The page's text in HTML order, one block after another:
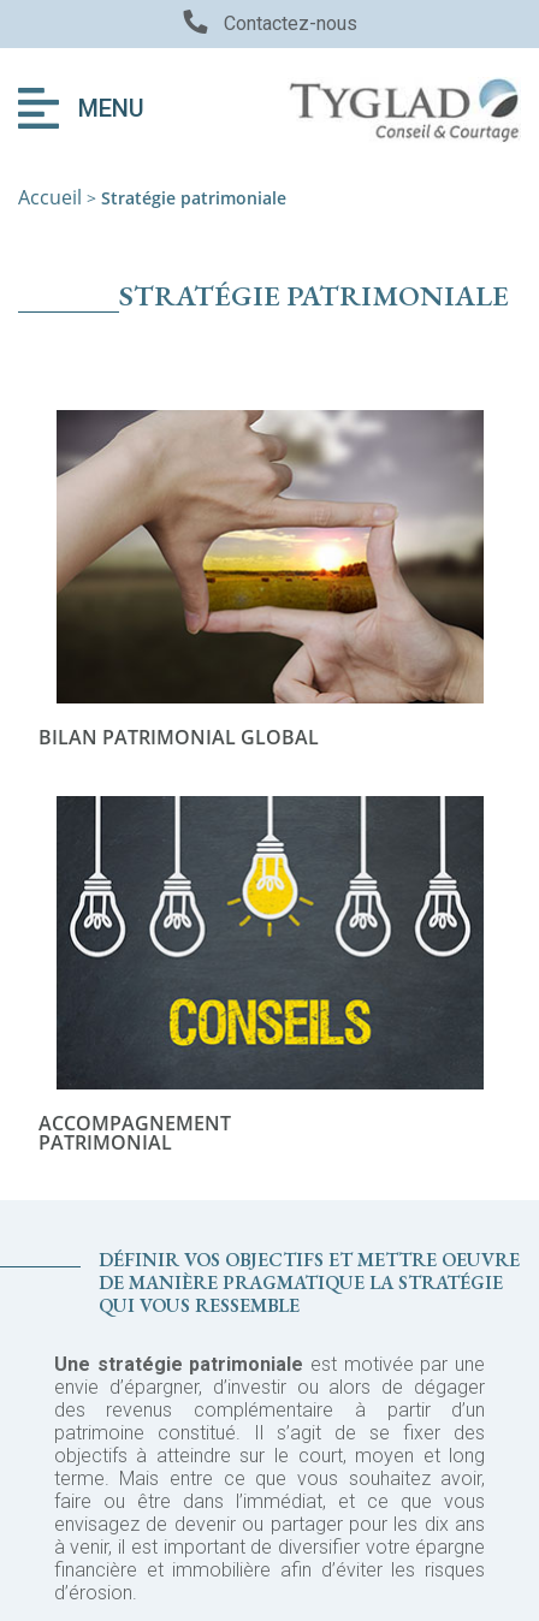
Contactez-nous
MENU
Accueil > Stratégie patrimoniale
STRATÉGIE PATRIMONIALE
BILAN PATRIMONIAL GLOBAL
ACCOMPAGNEMENT
PATRIMONIAL
DÉFINIR VOS OBJECTIFS ET METTRE OEUVRE
DE MANIÈRE PRAGMATIQUE LA STRATÉGIE
QUI VOUS RESSEMBLE
Une stratégie patrimoniale est motivée par une
envie d’épargner, d’investir ou alors de dégager
des revenus complémentaire à partir d’un
patrimoine constitué. Il s’agit de se fixer des
objectifs à atteindre sur le court, moyen et long
terme. Mais entre ce que vous souhaitez avoir,
faire ou être dans l’immédiat, et ce que vous
envisagez de devenir ou partager pour les dix ans
à venir, il est important de diversifier votre épargne
financière et immobilière afin d’éviter les risques
d’érosion.